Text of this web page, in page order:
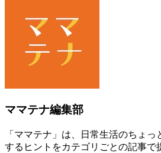
ママテナ編集部
「ママテナ」は、日常生活のちょ
するヒントをカテゴリごとの記事で